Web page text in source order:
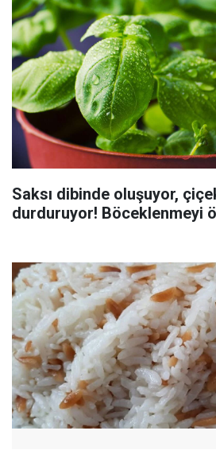
Saksı dibinde oluşuyor,
durduruyor! Böceklenmeyi